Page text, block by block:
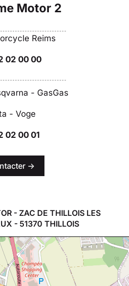
Motor 2
Reims
02 00 00
- GasGas
- Voge
02 00 01
->
- ZAC DE THILLOIS LES
- 51370 THILLOIS